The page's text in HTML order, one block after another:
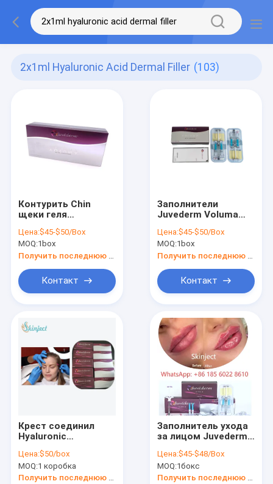
2x1ml Hyaluronic Acid Dermal Filler (103)
Контурить Chin
щеки геля
Juvederm Voluma
2x1ml Hyaluronic
кисловочный
дермальный
Цена:$45-$50/Box
MOQ:1box
Контакт
Заполнители
Juvederm Voluma
кисловочные
дермальные для
скулы
Цена:$45-$50/Box
MOQ:1box
Контакт
Крест соединил
Hyaluronic
дермальный
заполнитель
Juvederm ультра 3
Цена:$50/box
MOQ:1 коробка
Заполнитель ухода
за лицом Juvederm
кисловочный
дермальный
Цена:$45-$48/Box
MOQ:1бокс